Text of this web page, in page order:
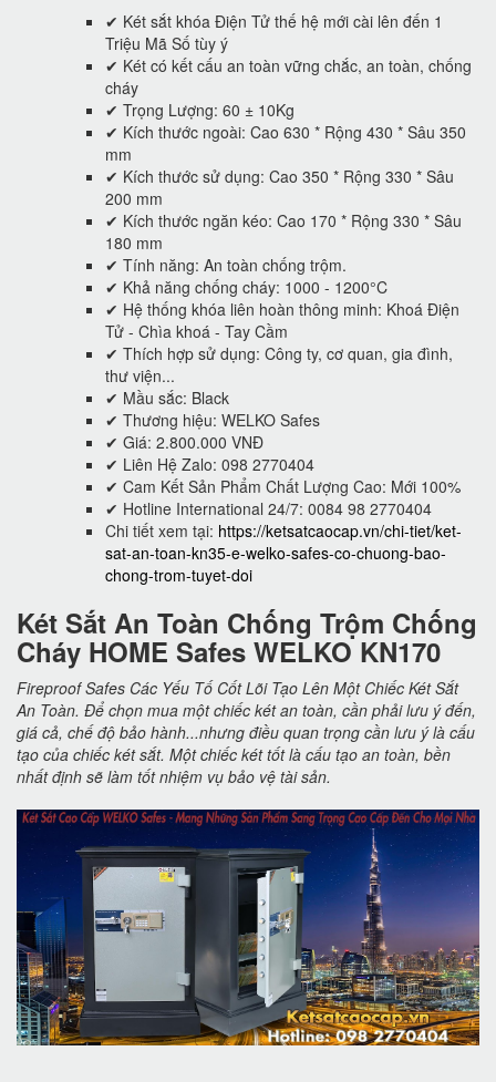
✔ Két sắt khóa Điện Tử thế hệ mới cài lên đến 1
Triệu Mã Số tùy ý
✔ Két có kết cấu an toàn vững chắc, an toàn, chống
cháy
✔ Trọng Lượng: 60 ± 10Kg
✔ Kích thước ngoài: Cao 630 * Rộng 430 * Sâu 350
mm
✔ Kích thước sử dụng: Cao 350 * Rộng 330 * Sâu
200 mm
✔ Kích thước ngăn kéo: Cao 170 * Rộng 330 * Sâu
180 mm
✔ Tính năng: An toàn chống trộm.
✔ Khả năng chống cháy: 1000 - 1200°C
✔ Hệ thống khóa liên hoàn thông minh: Khoá Điện
Tử - Chìa khoá - Tay Cầm
✔ Thích hợp sử dụng: Công ty, cơ quan, gia đình,
thư viện...
✔ Mầu sắc: Black
✔ Thương hiệu: WELKO Safes
✔ Giá: 2.800.000 VNĐ
✔ Liên Hệ Zalo: 098 2770404
✔ Cam Kết Sản Phẩm Chất Lượng Cao: Mới 100%
✔ Hotline International 24/7: 0084 98 2770404
Chi tiết xem tại: https://ketsatcaocap.vn/chi-tiet/ket-
sat-an-toan-kn35-e-welko-safes-co-chuong-bao-
chong-trom-tuyet-doi
Két Sắt An Toàn Chống Trộm Chống
Cháy HOME Safes WELKO KN170
Fireproof Safes Các Yếu Tố Cốt Lõi Tạo Lên Một Chiếc Két Sắt
An Toàn. Để chọn mua một chiếc két an toàn, cần phải lưu ý đến,
giá cả, chế độ bảo hành...nhưng điều quan trọng cần lưu ý là cấu
tạo của chiếc két sắt. Một chiếc két tốt là cấu tạo an toàn, bền
nhất định sẽ làm tốt nhiệm vụ bảo vệ tài sản.